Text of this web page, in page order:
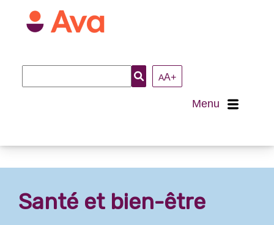
:
AA+
Menu
Accueil
Nous joindre
Santé et bien-être